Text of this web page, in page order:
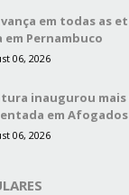
em todas as
em Pernambuco
06, 2026
inaugurou mais
em Afogados
06, 2026